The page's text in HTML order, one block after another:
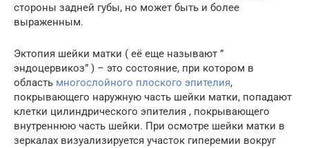
стороны задней губы, но может быть и более
выраженным.
Эктопия шейки матки ( её еще называют ”
эндоцервикоз” ) – это состояние, при котором в
область многослойного плоского эпителия,
покрывающего наружную часть шейки матки, попадают
клетки цилиндрического эпителия , покрывающего
внутреннюю часть шейки. При осмотре шейки матки в
зеркалах визуализируется участок гиперемии вокруг